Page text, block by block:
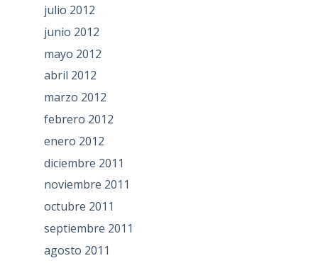
julio 2012
junio 2012
mayo 2012
abril 2012
marzo 2012
febrero 2012
enero 2012
diciembre 2011
noviembre 2011
octubre 2011
septiembre 2011
agosto 2011